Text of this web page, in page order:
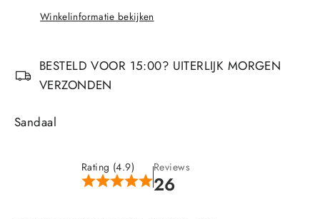
Winkelinformatie bekijken
BESTELD VOOR 15:00? UITERLIJK MORGEN
VERZONDEN
Sandaal
Rating (4.9) Reviews
26